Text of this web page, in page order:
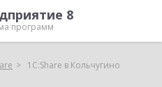
8
программ
1С:Share в Кольчугино